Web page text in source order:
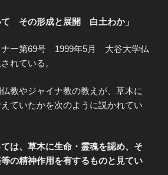
て その形成と展開 白土わか」
ナー第69号 1999年5月 大谷大学仏
れている。
教やジャイナ教の教えが、草木に
ていたかを次のように説かれてい
は、草木に生命・霊魂を認め、そ
の精神作用を有するものと見てい